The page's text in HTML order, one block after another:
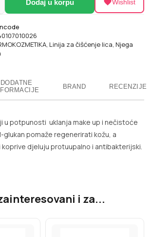
Dodaj u korpu Wishlist
, Linija za čišćenje lica, Njega
DODATNE
BRAND RECENZIJE
u potpunosti uklanja make up i nečistoće
glukan pomaže regenerirati kožu, a
koprive djeluju protuupalno i antibakterijski.
i za...